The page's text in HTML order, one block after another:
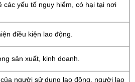
các yếu tố nguy hiểm, có hại tại nơi
điều kiện lao động.
sản xuất, kinh doanh.
người sử dụng lao động, người lao